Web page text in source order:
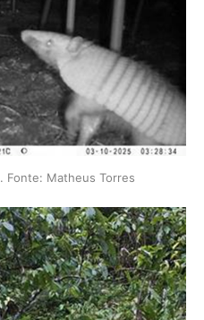
. Fonte: Matheus Torres